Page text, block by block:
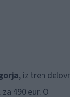
, iz treh
490 eur. O